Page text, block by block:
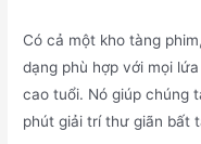
Có cả một kho tàng
dạng phù hợp với mọi
cao tuổi. Nó giúp chúng
phút giải trí thư giãn bất